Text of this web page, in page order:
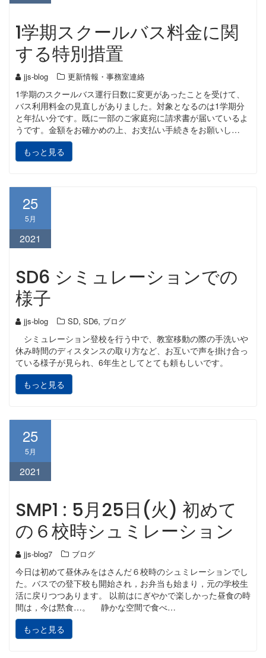
1学期スクールバス料金に関
する特別措置
jjs-blog 更新情報・事務室連絡
1学期のスクールバス運行日数に変更があったことを受けて、
バス利用料金の見直しがありました。対象となるのは1学期分
と年払い分です。既に一部のご家庭宛に請求書が届いているよ
うです。金額をお確かめの上、お支払い手続きをお願いし…
もっと見る
25
5月
2021
SD6 シミュレーションでの
様子
jjs-blog SD, SD6, ブログ
シミュレーション登校を行う中で、教室移動の際の手洗いや
休み時間のディスタンスの取り方など、お互いで声を掛け合っ
ている様子が見られ、6年生としてとても頼もしいです。
もっと見る
25
5月
2021
SMP1 : 5月25日(火) 初めて
の６校時シュミレーション
jjs-blog7 ブログ
今日は初めて昼休みをはさんだ６校時のシュミレーションでし
た。バスでの登下校も開始され，お弁当も始まり，元の学校生
活に戻りつつあります。 以前はにぎやかで楽しかった昼食の時
間は，今は黙食…。 静かな空間で食べ…
もっと見る